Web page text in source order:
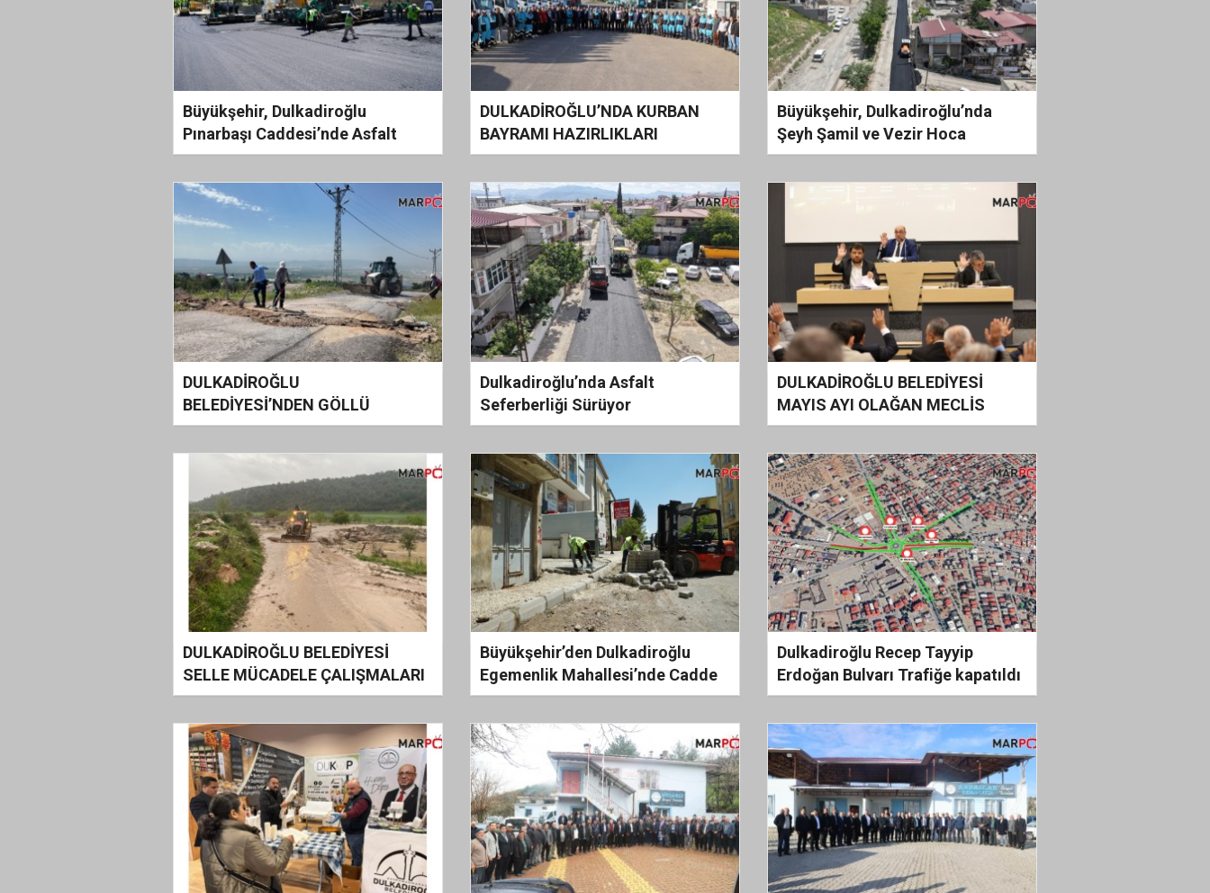
Büyükşehir, Dulkadiroğlu
Pınarbaşı Caddesi’nde Asfalt
Mesaisine Başladı
DULKADİROĞLU’NDA KURBAN
BAYRAMI HAZIRLIKLARI
Büyükşehir, Dulkadiroğlu’nda
Şeyh Şamil ve Vezir Hoca
Bulvarlarını Sıcak Asfaltla
Buluşturuyor
DULKADİROĞLU
BELEDİYESİ’NDEN GÖLLÜ
MAHALLESİ’NDE ASFALT
ÇALIŞMASI
Dulkadiroğlu’nda Asfalt
Seferberliği Sürüyor
DULKADİROĞLU BELEDİYESİ
MAYIS AYI OLAĞAN MECLİS
TOPLANTISI GERÇEKLEŞTİRİLDİ
DULKADİROĞLU BELEDİYESİ
SELLE MÜCADELE ÇALIŞMALARI
Büyükşehir’den Dulkadiroğlu
Egemenlik Mahallesi’nde Cadde
ve Sokak Yenileme Çalışması
Dulkadiroğlu Recep Tayyip
Erdoğan Bulvarı Trafiğe kapatıldı